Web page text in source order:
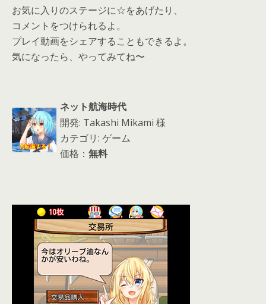
お気に入りのステージに☆をあげたり、
コメントをつけられるよ。
プレイ動画をシェアすることもできるよ。
気になったら、やってみてね〜
ネット航海時代
開発: Takashi Mikami 様
カテゴリ: ゲーム
価格： 無料